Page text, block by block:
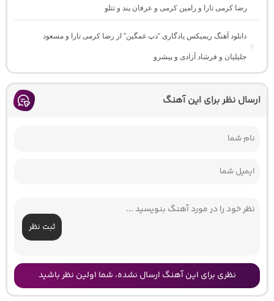
رضا کرمی تارا و رامین کرمی و عرفان پند و تتلو
دانلود آهنگ ریمیکس یادگاری “دپ غمگین” از رضا کرمی تارا و مسعود
جلیلیان و فرشاد آزادی و پیشرو
ارسال نظر برای این آهنگ
ثبت نظر
نظری برای این آهنگ ارسال نشده، شما اولین نظر باشید